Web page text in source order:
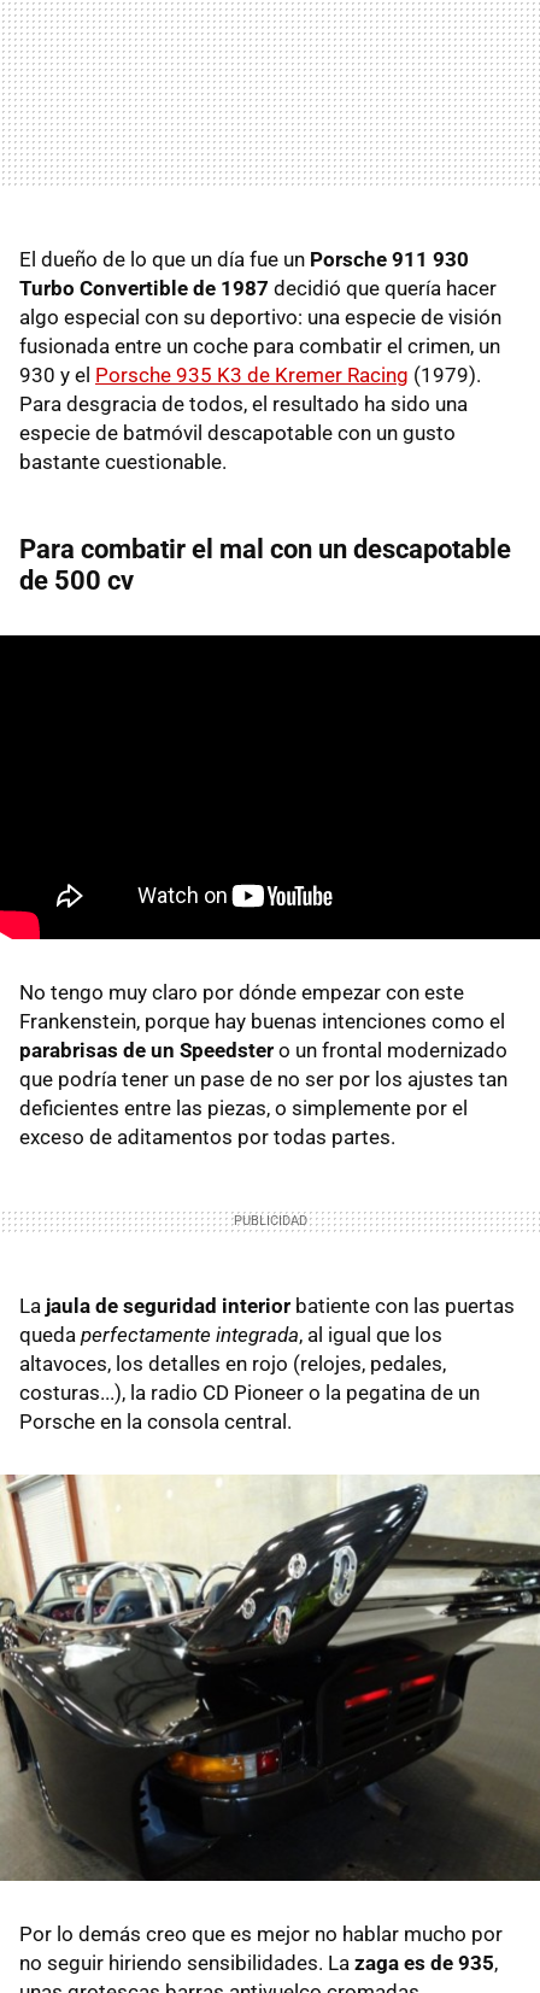
El dueño de lo que un día fue un Porsche 911 930
Turbo Convertible de 1987 decidió que quería hacer
algo especial con su deportivo: una especie de visión
fusionada entre un coche para combatir el crimen, un
930 y el Porsche 935 K3 de Kremer Racing (1979).
Para desgracia de todos, el resultado ha sido una
especie de batmóvil descapotable con un gusto
bastante cuestionable.
Para combatir el mal con un descapotable
de 500 cv
No tengo muy claro por dónde empezar con este
Frankenstein, porque hay buenas intenciones como el
parabrisas de un Speedster o un frontal modernizado
que podría tener un pase de no ser por los ajustes tan
deficientes entre las piezas, o simplemente por el
exceso de aditamentos por todas partes.
La jaula de seguridad interior batiente con las puertas
queda perfectamente integrada, al igual que los
altavoces, los detalles en rojo (relojes, pedales,
costuras...), la radio CD Pioneer o la pegatina de un
Porsche en la consola central.
Por lo demás creo que es mejor no hablar mucho por
no seguir hiriendo sensibilidades. La zaga es de 935,